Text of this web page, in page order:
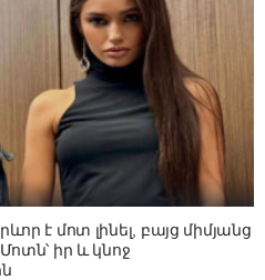
է մոտ լինել, բայց միմյանց
իր և կնոջ